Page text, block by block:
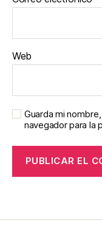
Web
Guarda mi
navegador para la